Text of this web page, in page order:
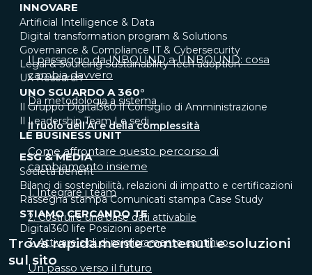
INNOVARE
Artificial Intelligence & Data
Digital transformation program & Solutions
Governance & Compliance IT & Cybersecurity
Legal & Sourcing Sustainability Tech adoption
UX Research
UNO SGUARDO A 360°
Il Gruppo Digital360 Il Consiglio di Amministrazione
Il Leadership Team Le sedi
LE BUSINESS UNIT
ESG & MEDIA
Società benefit
Bilanci di sostenibilità, relazioni di impatto e certificazioni
Rassegna stampa Comunicati stampa Case Study
STIAMO CERCANDO TE
Digital360 life Posizioni aperte
Trova rapidamente contenuti e soluzioni
sul sito
Il passaggio da INBOUND a UNBOUND: cosa
cambia davvero
Da metodologia a sistema
Il ruolo dell’AI e della complessità
Come affrontare questo percorso di
cambiamento insieme
1. Integrare i team
2. Costruire una base dati attivabile
3. Attivare cicli di miglioramento continuo
Un passo verso il futuro